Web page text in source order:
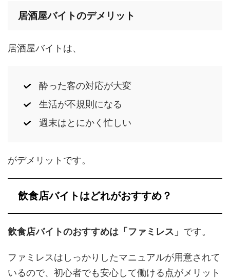
居酒屋バイトのデメリット
居酒屋バイトは、
酔った客の対応が大変
生活が不規則になる
週末はとにかく忙しい
がデメリットです。
飲食店バイトはどれがおすすめ？
飲食店バイトのおすすめは「ファミレス」 です。
ファミレスはしっかりしたマニュアルが用意されて
いるので、初心者でも安心して働ける点がメリット